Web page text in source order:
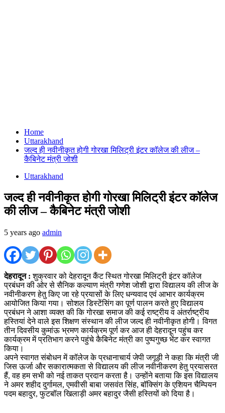
Home
Uttarakhand
जल्द ही नवीनीकृत होगी गोरखा मिलिट्री इंटर कॉलेज की लीज –
कैबिनेट मंत्री जोशी
Uttarakhand
जल्द ही नवीनीकृत होगी गोरखा मिलिट्री इंटर कॉलेज
की लीज – कैबिनेट मंत्री जोशी
5 years ago admin
देहरादून : शुक्रवार को देहरादून कैंट स्थित गोरखा मिलिट्री इंटर कॉलेज
प्रबंधन की ओर से सैनिक कल्याण मंत्री गणेश जोशी द्वारा विद्यालय की लीज के
नवीनीकरण हेतु किए जा रहे प्रयासों के लिए धन्यवाद एवं आभार कार्यक्रम
आयोजित किया गया। सोशल डिस्टेंसिंग का पूर्ण पालन करते हुए विद्यालय
प्रबंधन ने आशा व्यक्त की कि गोरखा समाज की कई राष्ट्रीय व अंतर्राष्ट्रीय
हस्तियां देने वाले इस शिक्षण संस्थान की लीज जल्द ही नवीनीकृत होगी। विगत
तीन दिवसीय कुमांऊ भ्रमण कार्यक्रम पूर्ण कर आज ही देहरादून पहुंच कर
कार्यक्रम में प्रतिभाग करने पहुंचे कैबिनेट मंत्री का पुष्पगुच्छ भेंट कर स्वागत
किया।
अपने स्वागत संबोधन में कॉलेज के प्रधानाचार्य जेपी जगूड़ी ने कहा कि मंत्री जी
जिस ऊर्जा और सकारात्मकता से विद्यालय की लीज नवीनीकरण हेतु प्रयासरत
हैं, वह हम सभी को नई ताकत प्रदान करता है। उन्होंने बताया कि इस विद्यालय
ने अमर शहीद दुर्गामल, एमवीसी बाबा जसवंत सिंह, बॉक्सिंग के एशियन चैम्पियन
पदम बहादुर, फुटबॉल खिलाड़ी अमर बहादुर जैसी हस्तियों को दिया है।